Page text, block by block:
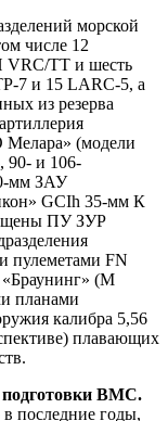
морской
числе 12
VRC/TT и шесть
7 и 15 LARC-5, а
из резерва
Мелара» (модели
90- и 106-
мм ЗАУ
GCIh 35-мм К
ПУ ЗУР
пулеметами FN
(М
планами
калибра 5,56
плавающих
подготовки ВМС.
последние годы,